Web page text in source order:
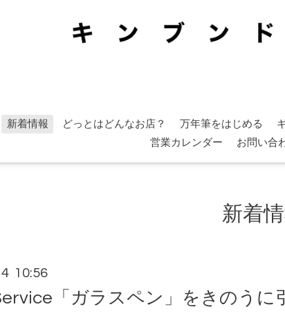
新着情報 どっとはどんなお店？ 万年筆をはじめる
営業カレンダー
お問い合
新着
10:56
「ガラスペン」をきのうに